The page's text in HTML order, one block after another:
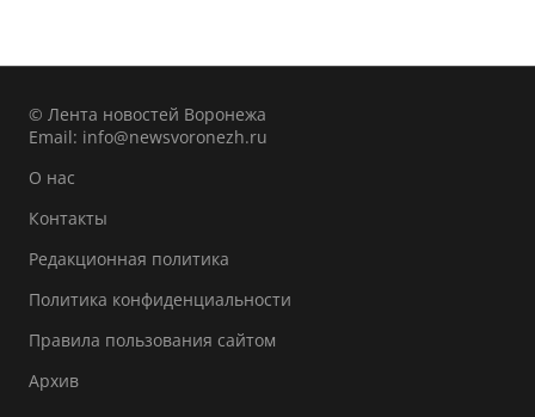
© Лента новостей Воронежа
Email: info@newsvoronezh.ru
О нас
Контакты
Редакционная политика
Политика конфиденциальности
Правила пользования сайтом
Архив